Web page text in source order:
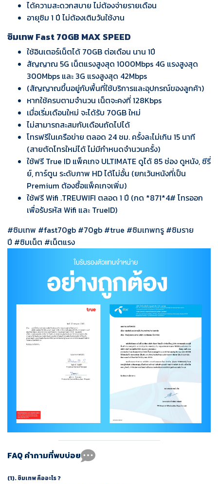
ได้ความสะดวกสบาย ไม่ต้องจ่ายรายเดือน
อายุซิม 1 ปี ไม่ต้องเติมวันใช้งาน
ซิมเทพ Fast 70GB MAX SPEED
ใช้อินเตอร์เน็ตได้ 70GB ต่อเดือน นาน 1ปี
สัญญาณ 5G เน็ตแรงสูงสุด 1000Mbps 4G แรงสูงสุด
300Mbps และ 3G แรงสูงสุด 42Mbps
(สัญญาณขึ้นอยู่กับพื้นที่ใช้บริการและอุปกรณ์ของลูกค้า)
หากใช้ครบตามจำนวน เน็ตจะคงที่ 128Kbps
เมื่อเริ่มเดือนใหม่ จะได้รับ 70GB ใหม่
ไม่สามารถสะสมกับเดือนถัดไปได้
โทรฟรีในเครือข่าย ตลอด 24 ชม. ครั้งละไม่เกิน 15 นาที
(สายตัดโทรใหม่ได้ ไม่มีกำหนดจำนวนครั้ง)
ใช้ฟรี True ID แพ็คเกจ ULTIMATE ดูได้ 85 ช่อง ดูหนัง, ซีรี่
ย์, การ์ตูน ระดับภาพ HD ได้ไม่อั้น (ยกเว้นหนังที่เป็น
Premium ต้องซื้อแพ็คเกจเพิ่ม)
ใช้ฟรี Wifi .TREUWIFI ตลอด 1 ปี (กด *871*4# โทรออก
เพื่อรับรหัส Wifi และ TrueID)
#ซิมเทพ #fast70gb #70gb #true #ซิมเทพทรู #ซิมราย
ปี #ซิมเน็ต #เน็ตแรง
FAQ คำถามที่พบบ่อย
(1).ซิมเทพ คืออะไร ?